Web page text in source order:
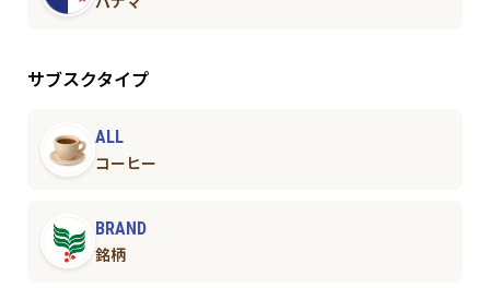
サブスクタイプ
ALL
コーヒー
BRAND
銘柄